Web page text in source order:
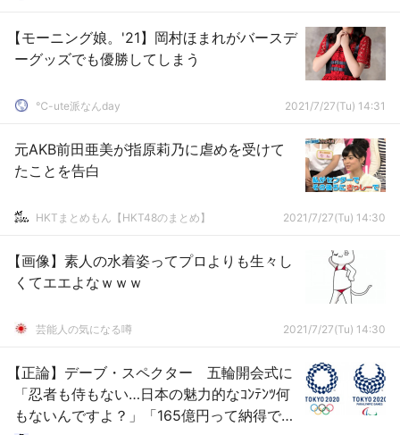
【モーニング娘。'21】岡村ほまれがバースデ
ーグッズでも優勝してしまう
℃-ute派なんday 2021/7/27(Tu) 14:31
元AKB前田亜美が指原莉乃に虐めを受けて
たことを告白
HKTまとめもん【HKT48のまとめ】 2021/7/27(Tu) 14:30
【画像】素人の水着姿ってプロよりも生々し
くてエエよなｗｗｗ
芸能人の気になる噂 2021/7/27(Tu) 14:30
【正論】デーブ・スペクター 五輪開会式に
「忍者も侍もない…日本の魅力的なｺﾝﾃﾝﾂ何
もないんですよ？」「165億円って納得でき